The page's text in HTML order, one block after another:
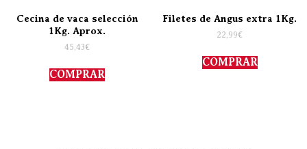
Cecina de vaca selección
1Kg. Aprox.
45,43€
COMPRAR
Filetes de Angus extra 1Kg.
22,99€
COMPRAR